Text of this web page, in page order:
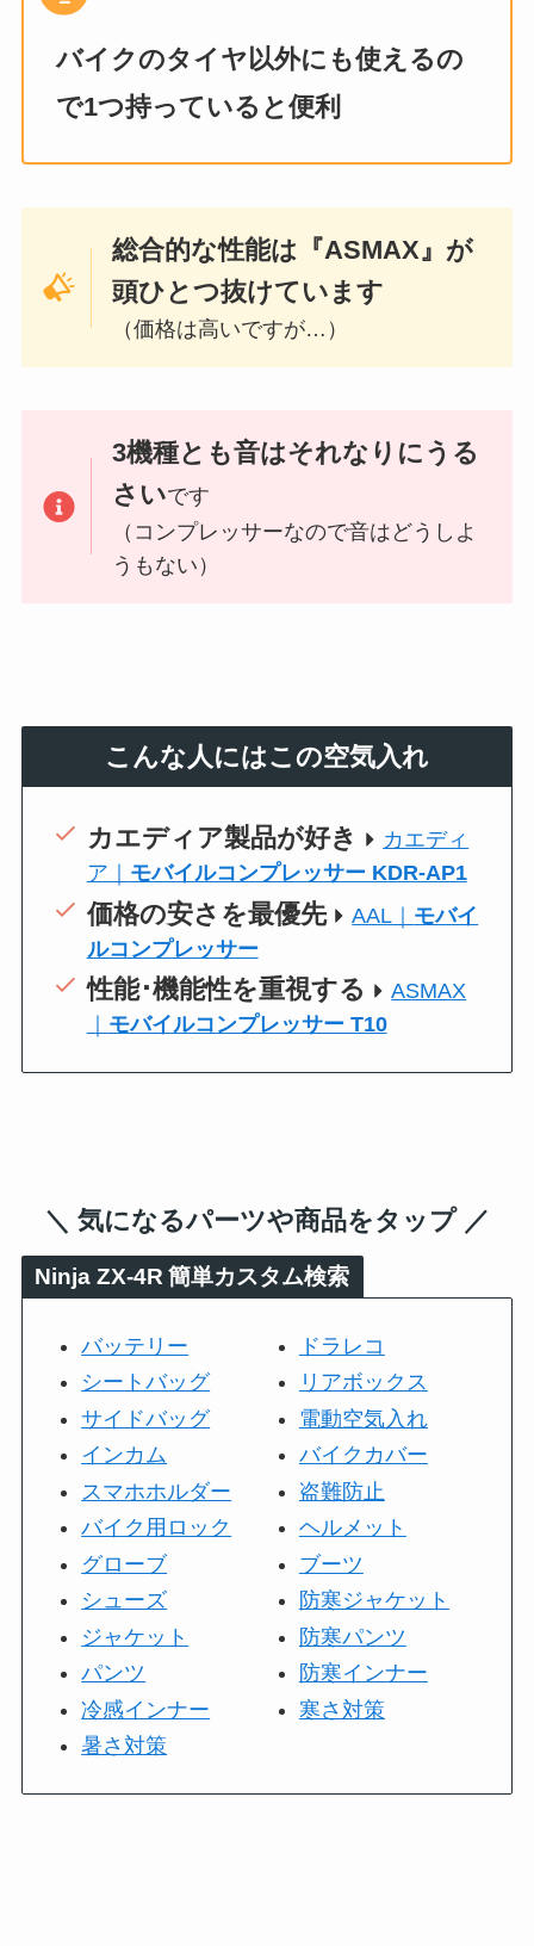
バイクのタイヤ以外にも使えるの
で1つ持っていると便利
総合的な性能は『ASMAX』が
頭ひとつ抜けています
（価格は高いですが…）
3機種とも音はそれなりにうる
さいです
（コンプレッサーなので音はどうしよ
うもない）
こんな人にはこの空気入れ
カエディア製品が好き
カエディ
ア｜ モバイルコンプレッサー KDR-AP1
価格の安さを最優先 AAL｜ モバイ
ルコンプレッサー
性能･機能性を重視する
ASMAX
モバイルコンプレッサー T10
＼ 気になるパーツや商品をタップ ／
Ninja ZX-4R 簡単カスタム検索
バッテリー
シートバッグ
サイドバッグ
インカム
スマホホルダー
バイク用ロック
グローブ
シューズ
ジャケット
パンツ
冷感インナー
暑さ対策
ドラレコ
リアボックス
電動空気入れ
バイクカバー
盗難防止
ヘルメット
ブーツ
防寒ジャケット
防寒パンツ
防寒インナー
寒さ対策